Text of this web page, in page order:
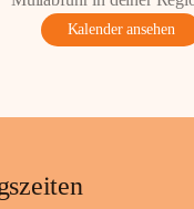
Kalender ansehen